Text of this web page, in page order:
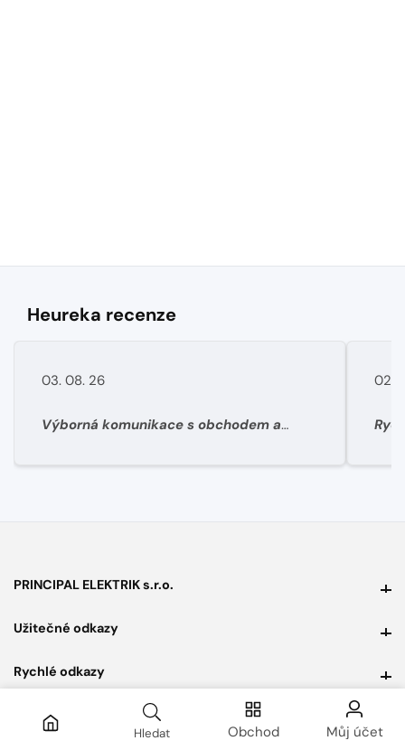
Heureka recenze
03. 08. 26
Výborná komunikace s obchodem a
02.
PRINCIPAL ELEKTRIK s.r.o.PRINCIPAL ELEKTRIK s.r.o.
Užitečné odkazy
Rychlé odkazy
Přihlášení k newsletteruPřihlášení k newsletteru
Hledat
Obchod Můj účet